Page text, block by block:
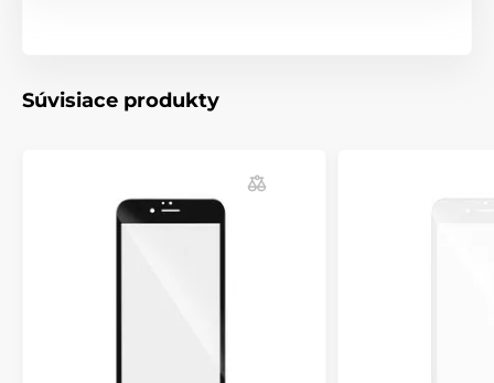
Súvisiace produkty